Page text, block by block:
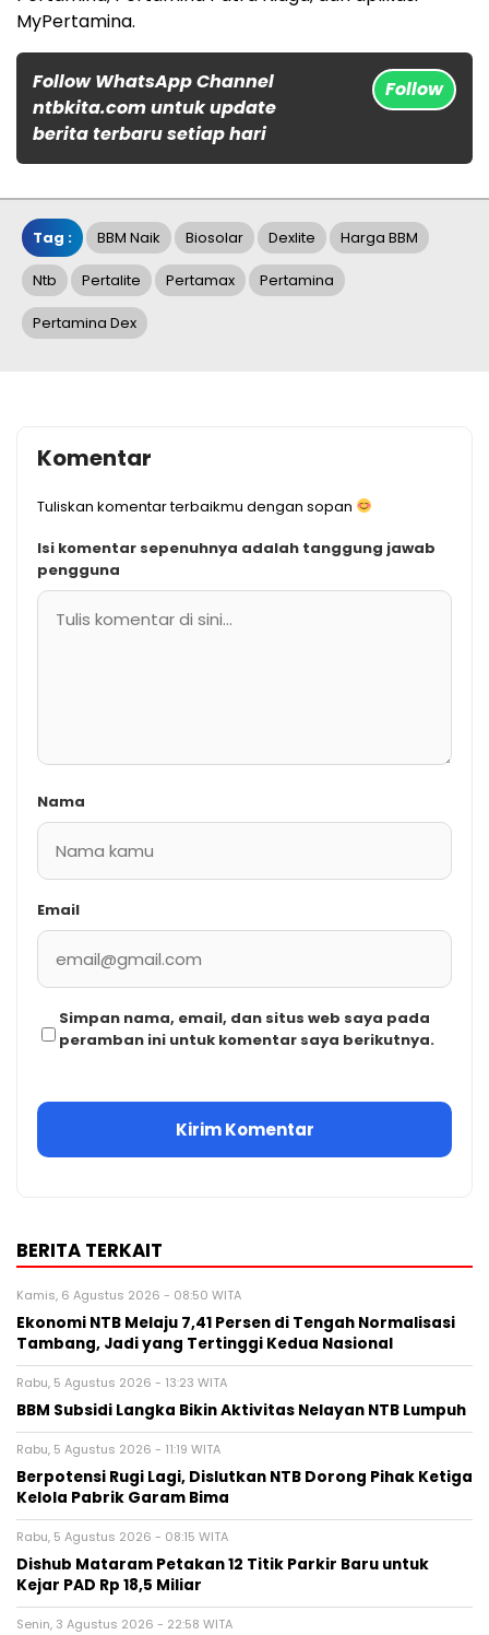
MyPertamina.
Follow WhatsApp Channel
ntbkita.com untuk update
berita terbaru setiap hari
Follow
Tag : BBM Naik Biosolar Dexlite Harga BBM
Ntb Pertalite Pertamax Pertamina
Pertamina Dex
Komentar
Tuliskan komentar terbaikmu dengan sopan
Isi komentar sepenuhnya adalah tanggung jawab
pengguna
Nama
Email
Simpan nama, email, dan situs web saya pada
peramban ini untuk komentar saya berikutnya.
BERITA TERKAIT
Kamis, 6 Agustus 2026 - 08:50 WITA
Ekonomi NTB Melaju 7,41 Persen di Tengah Normalisasi
Tambang, Jadi yang Tertinggi Kedua Nasional
Rabu, 5 Agustus 2026 - 13:23 WITA
BBM Subsidi Langka Bikin Aktivitas Nelayan NTB Lumpuh
Rabu, 5 Agustus 2026 - 11:19 WITA
Berpotensi Rugi Lagi, Dislutkan NTB Dorong Pihak Ketiga
Kelola Pabrik Garam Bima
Rabu, 5 Agustus 2026 - 08:15 WITA
Dishub Mataram Petakan 12 Titik Parkir Baru untuk
Kejar PAD Rp 18,5 Miliar
Senin, 3 Agustus 2026 - 22:58 WITA